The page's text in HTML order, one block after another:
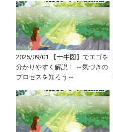
2025/09/01 【十牛図】でエゴを
分かりやすく解説！ ～気づきの
プロセスを知ろう～